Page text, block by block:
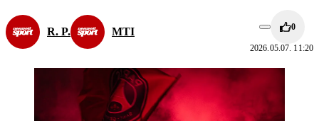
R. P. MTI 0
2026.05.07. 11:20